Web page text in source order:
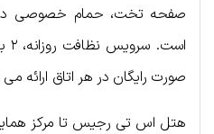
صفحه تخت، حمام خصوصی
صورت رایگان در هر اتاق ارائه